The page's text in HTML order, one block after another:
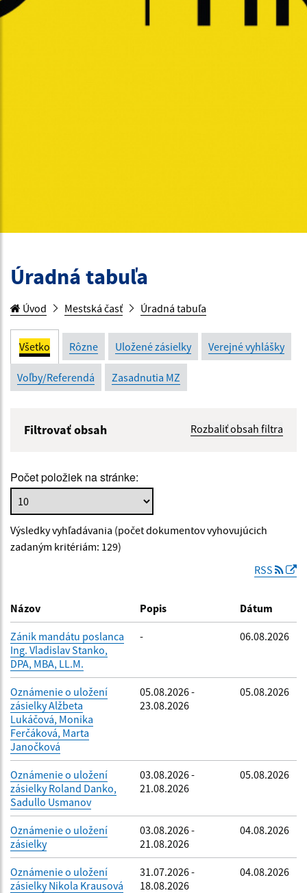
Úradná tabuľa
Úvod Mestská časť Úradná tabuľa
Všetko Rôzne Uložené zásielky Verejné vyhlášky
Voľby/Referendá Zasadnutia MZ
Filtrovať obsah Rozbaliť obsah filtra
Popis:
Dátum zverejnenia od:
Filtrovať
Počet položiek na stránke:
Výsledky vyhľadávania (počet dokumentov vyhovujúcich
zadaným kritériám: 129)
RSS
Názov Popis Dátum
Zánik mandátu poslanca
Ing. Vladislav Stanko,
DPA, MBA, LL.M.
- 06.08.2026
Oznámenie o uložení
zásielky Alžbeta
Lukáčová, Monika
Ferčáková, Marta
Janočková
05.08.2026 -
23.08.2026
05.08.2026
Oznámenie o uložení
zásielky Roland Danko,
Sadullo Usmanov
03.08.2026 -
21.08.2026
05.08.2026
Oznámenie o uložení
zásielky
03.08.2026 -
21.08.2026
04.08.2026
Oznámenie o uložení
zásielky Nikola Krausová
31.07.2026 -
18.08.2026
04.08.2026